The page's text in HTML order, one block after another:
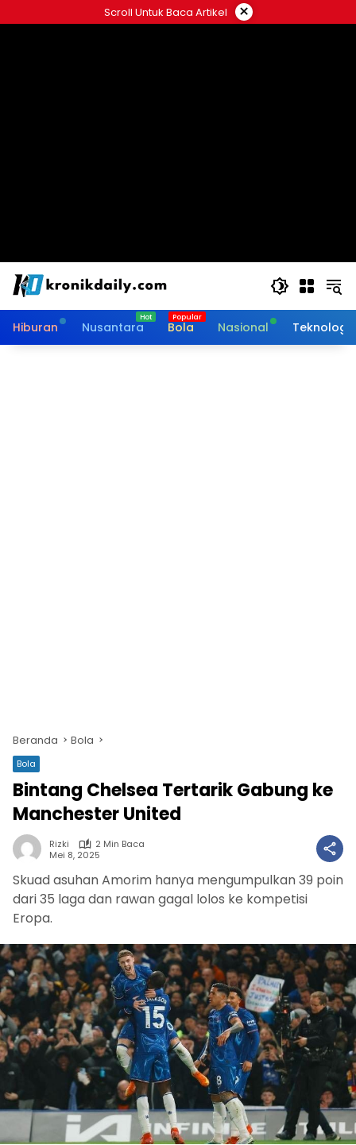
ke
Scroll Untuk Baca Artikel ×
Hiburan Nusantara Bola Nasional Teknologi
Beranda Bola
Bola
Bintang Chelsea Tertarik Gabung ke
Manchester United
Rizki
2 Min Baca
Mei 8, 2025
Skuad asuhan Amorim hanya mengumpulkan 39 poin
dari 35 laga dan rawan gagal lolos ke kompetisi
Eropa.